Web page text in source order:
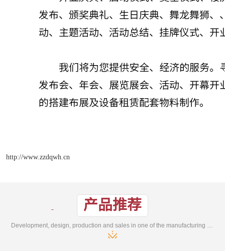
http://www.zzdqwh.cn
产品推荐